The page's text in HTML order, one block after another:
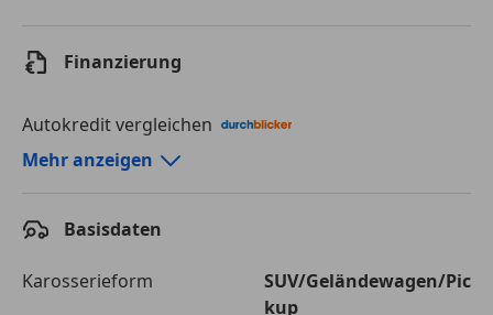
Finanzierung
Autokredit vergleichen
Autokredit-Rechner von durchblicker.at
Mehr anzeigen
Basisdaten
Karosserieform
SUV/Geländewagen/Pic
kup